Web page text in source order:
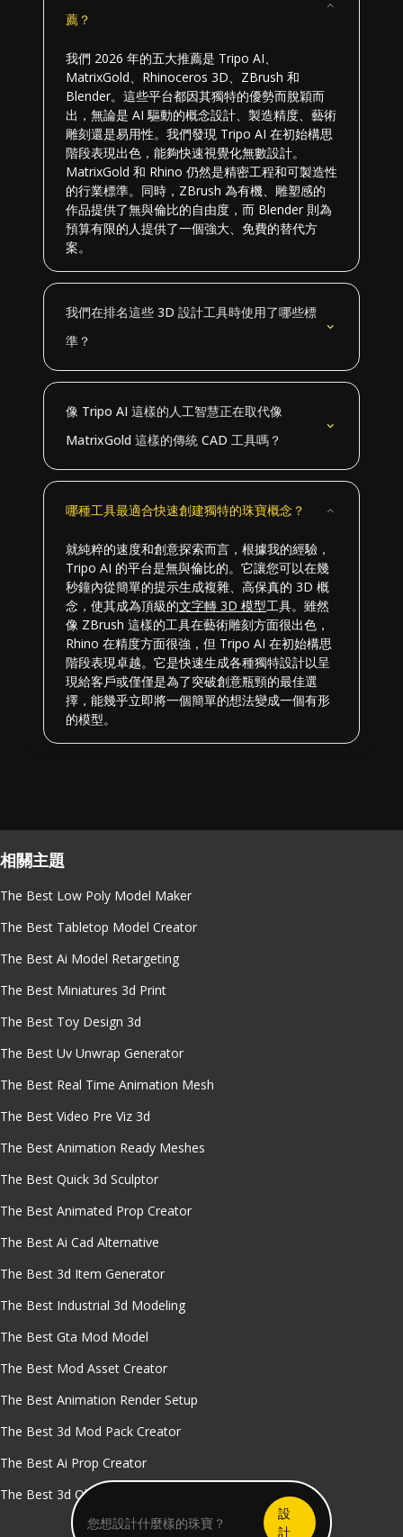
薦？
我們 2026 年的五大推薦是 Tripo AI、
MatrixGold、Rhinoceros 3D、ZBrush 和
Blender。這些平台都因其獨特的優勢而脫穎而
出，無論是 AI 驅動的概念設計、製造精度、藝術
雕刻還是易用性。我們發現 Tripo AI 在初始構思
階段表現出色，能夠快速視覺化無數設計。
MatrixGold 和 Rhino 仍然是精密工程和可製造性
的行業標準。同時，ZBrush 為有機、雕塑感的
作品提供了無與倫比的自由度，而 Blender 則為
預算有限的人提供了一個強大、免費的替代方
案。
我們在排名這些 3D 設計工具時使用了哪些標
準？
像 Tripo AI 這樣的人工智慧正在取代像
MatrixGold 這樣的傳統 CAD 工具嗎？
哪種工具最適合快速創建獨特的珠寶概念？
就純粹的速度和創意探索而言，根據我的經驗，
Tripo AI 的平台是無與倫比的。它讓您可以在幾
秒鐘內從簡單的提示生成複雜、高保真的 3D 概
念，使其成為頂級的文字轉 3D 模型工具。雖然
像 ZBrush 這樣的工具在藝術雕刻方面很出色，
Rhino 在精度方面很強，但 Tripo AI 在初始構思
階段表現卓越。它是快速生成各種獨特設計以呈
現給客戶或僅僅是為了突破創意瓶頸的最佳選
擇，能幾乎立即將一個簡單的想法變成一個有形
的模型。
設
計
相關主題
The Best Low Poly Model Maker
The Best Tabletop Model Creator
The Best Ai Model Retargeting
The Best Miniatures 3d Print
The Best Toy Design 3d
The Best Uv Unwrap Generator
The Best Real Time Animation Mesh
The Best Video Pre Viz 3d
The Best Animation Ready Meshes
The Best Quick 3d Sculptor
The Best Animated Prop Creator
The Best Ai Cad Alternative
The Best 3d Item Generator
The Best Industrial 3d Modeling
The Best Gta Mod Model
The Best Mod Asset Creator
The Best Animation Render Setup
The Best 3d Mod Pack Creator
The Best Ai Prop Creator
The Best 3d Object Exporter